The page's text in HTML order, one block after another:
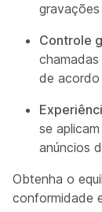
Controle
de acordo
se
anúncios
Obtenha o
conformidade